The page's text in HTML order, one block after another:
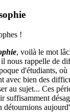
!
, voilà le mot
nous rappelle de
d'étudiants, où
avec bien des
au sujet... Ces
suffisamment
détournions